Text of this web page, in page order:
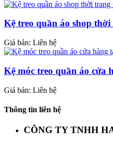
Kệ treo quần áo shop
Giá bán: Liên hệ
Kệ móc treo quần áo cửa
Giá bán: Liên hệ
Thông tin liên hệ
CÔNG TY TNHH